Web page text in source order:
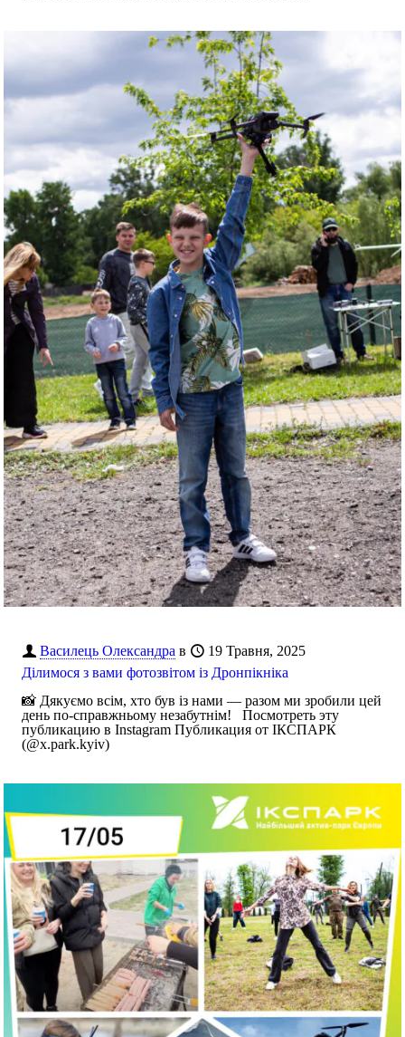
Василець Олександра в
19 Травня, 2025
Ділимося з вами фотозвітом із Дронпікніка
📸 Дякуємо всім, хто був із нами — разом ми зробили цей
день по-справжньому незабутнім! Посмотреть эту
публикацию в Instagram Публикация от ІКСПАРК
(@x.park.kyiv)